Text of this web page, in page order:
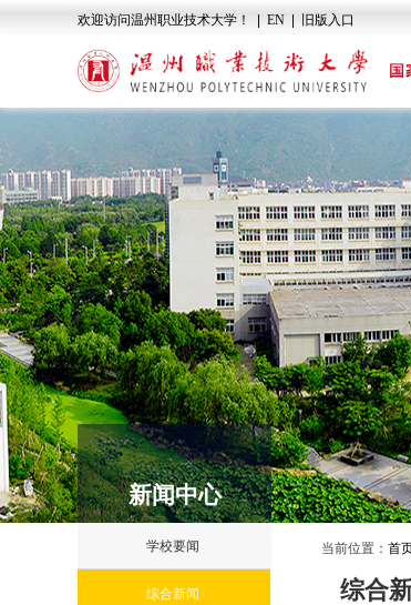
欢迎访问温州职业技术大学！ EN 旧版入口
新闻中心
学校要闻
综合新闻
当前位置： 首
综合